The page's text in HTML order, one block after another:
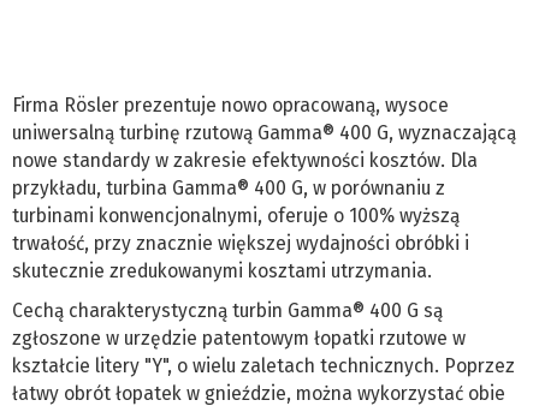
Firma Rösler prezentuje nowo opracowaną, wysoce
uniwersalną turbinę rzutową Gamma® 400 G, wyznaczającą
nowe standardy w zakresie efektywności kosztów. Dla
przykładu, turbina Gamma® 400 G, w porównaniu z
turbinami konwencjonalnymi, oferuje o 100% wyższą
trwałość, przy znacznie większej wydajności obróbki i
skutecznie zredukowanymi kosztami utrzymania.
Cechą charakterystyczną turbin Gamma® 400 G są
zgłoszone w urzędzie patentowym łopatki rzutowe w
kształcie litery "Y", o wielu zaletach technicznych. Poprzez
łatwy obrót łopatek w gnieździe, można wykorzystać obie